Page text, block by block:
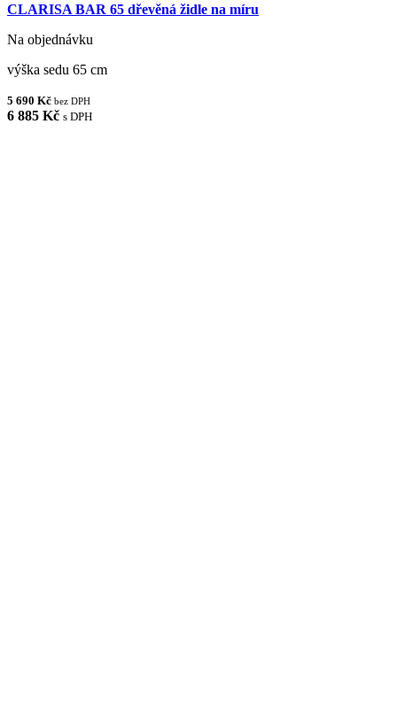
CLARISA BAR 65 dřevěná židle na míru
Na objednávku
výška sedu 65 cm
5 690 Kč bez DPH
6 885 Kč s DPH